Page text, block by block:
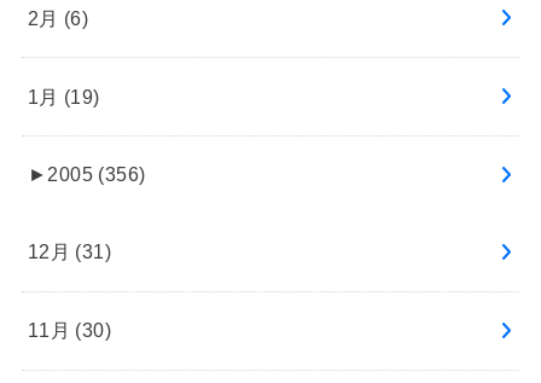
2月 (6)
1月 (19)
► 2005 (356)
12月 (31)
11月 (30)